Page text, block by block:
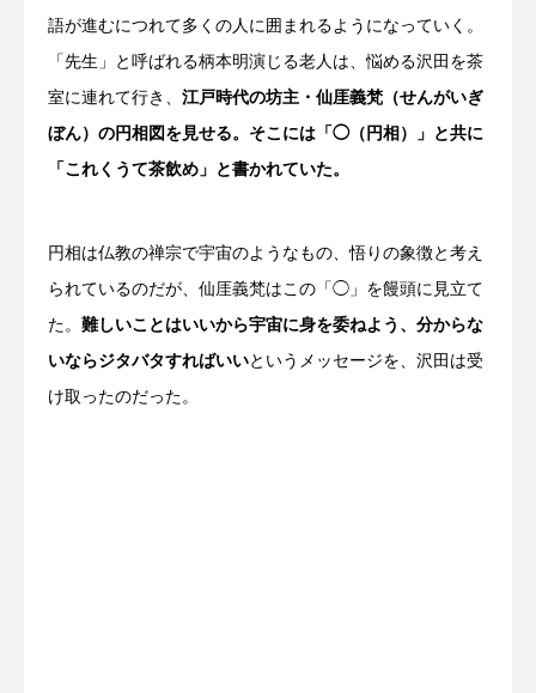
語が進むにつれて多くの人に囲まれるようになっていく。
「先生」と呼ばれる柄本明演じる老人は、悩める沢田を茶
室に連れて行き、 江戸時代の坊主・仙厓義梵（せんがいぎ
ぼん）の円相図を見せる。そこには「◯（円相）」と共に
「これくうて茶飲め」と書かれていた。
円相は仏教の禅宗で宇宙のようなもの、悟りの象徴と考え
られているのだが、仙厓義梵はこの「◯」を饅頭に見立て
た。 難しいことはいいから宇宙に身を委ねよう、分からな
いならジタバタすればいいというメッセージを、沢田は受
け取ったのだった。